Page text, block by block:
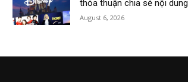
thỏa thuận chia sẻ nội dung
August 6, 2026